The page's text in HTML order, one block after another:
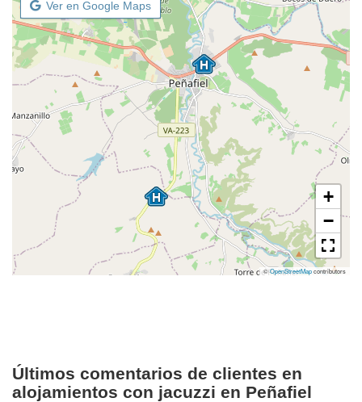
Ver en Google Maps
+
−
©OpenStreetMapcontributors
Últimos comentarios de clientes en
alojamientos con jacuzzi en Peñafiel